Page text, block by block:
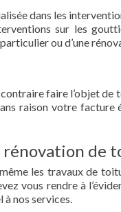
dans les
sur les
ou d’une
faire l’objet
raison votre facture
rénovation de
les travaux de
vous rendre à
à nos services.